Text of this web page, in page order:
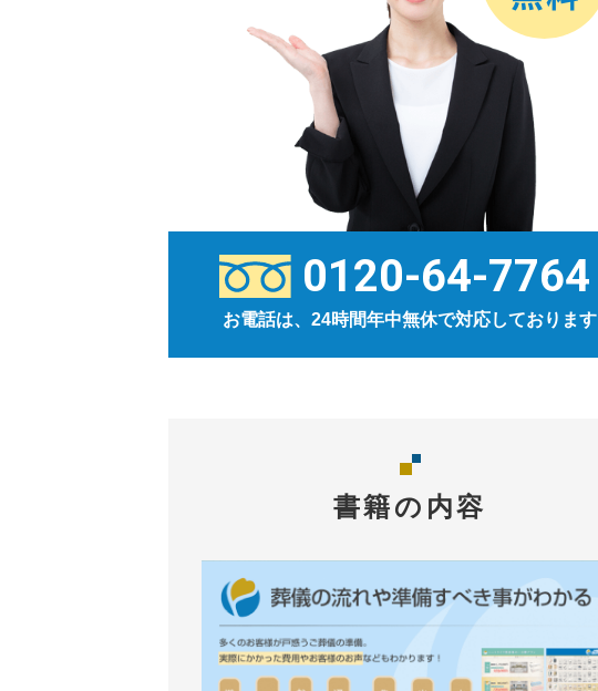
0120-64-7764
お電話は、24時間年中無休で対応しております
書籍の内容